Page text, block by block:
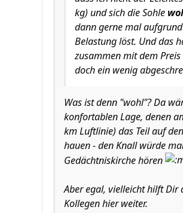
kg) und sich die Sohle
dann gerne mal
Belastung löst. Und das
zusammen mit dem
doch ein wenig
Was ist denn "wohl"? Da
konfortablen Lage, denen
km Luftlinie) das Teil auf
hauen - den Knall würde
Gedächtniskirche hören
Aber egal, vielleicht hilft Dir
Kollegen hier weiter.